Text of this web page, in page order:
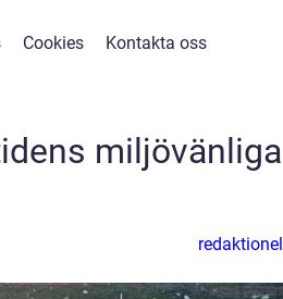
Cookies Kontakta oss
miljövänliga
redaktionel